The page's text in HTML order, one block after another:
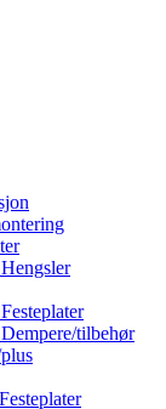
tilbehør